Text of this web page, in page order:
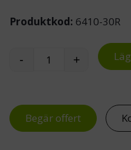
Produktkod: 6410-30R
ReBOX lagerlåda
- +
Begär offert